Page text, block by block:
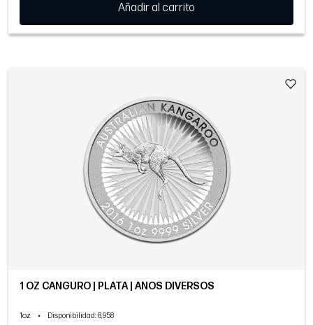
Añadir al carrito
1 OZ CANGURO | PLATA | AÑOS DIVERSOS
1oz • Disponibilidad: 8,958